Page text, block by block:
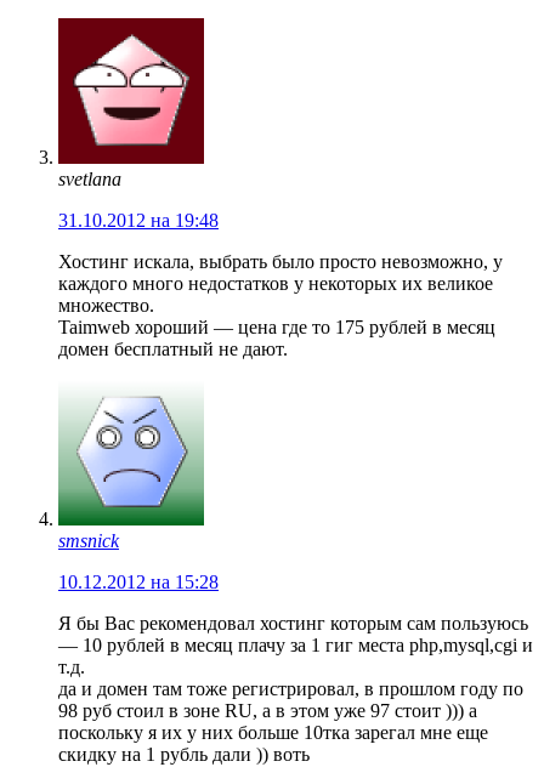
svetlana
31.10.2012 на 19:48
Хостинг искала, выбрать было просто невозможно, у
каждого много недостатков у некоторых их великое
множество.
Taimweb хороший — цена где то 175 рублей в месяц
домен бесплатный не дают.
smsnick
10.12.2012 на 15:28
Я бы Вас рекомендовал хостинг которым сам пользуюсь
— 10 рублей в месяц плачу за 1 гиг места php,mysql,cgi и
т.д.
да и домен там тоже регистрировал, в прошлом году по
98 руб стоил в зоне RU, а в этом уже 97 стоит ))) а
поскольку я их у них больше 10тка зарегал мне еще
скидку на 1 рубль дали )) воть